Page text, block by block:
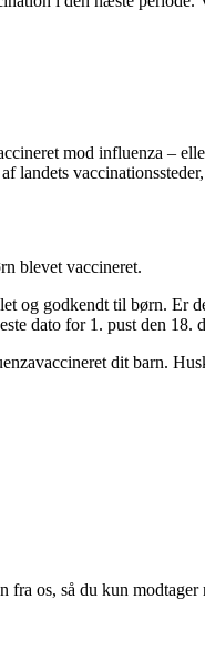
mod influenza –
landets
blevet vaccineret.
godkendt til børn. Er
dato for 1. pust den 18.
dit barn.
os, så du kun